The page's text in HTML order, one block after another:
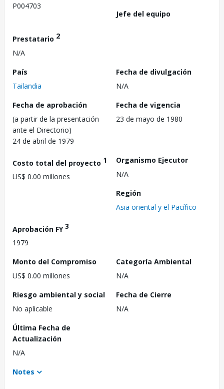
P004703
Jefe del equipo
Prestatario 2
N/A
País
Tailandia
Fecha de divulgación
N/A
Fecha de aprobación
(a partir de la presentación
ante el Directorio)
24 de abril de 1979
Fecha de vigencia
23 de mayo de 1980
Costo total del proyecto 1
US$ 0.00 millones
Organismo Ejecutor
N/A
Región
Asia oriental y el Pacífico
Aprobación FY3
1979
Monto del Compromiso
US$ 0.00 millones
Categoría Ambiental
N/A
Riesgo ambiental y social
No aplicable
Fecha de Cierre
N/A
Última Fecha de
Actualización
N/A
Notes